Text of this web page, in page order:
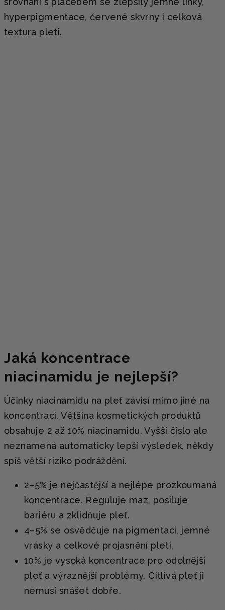
hyperpigmentace, červené skvrny i celková
textura pleti.
Jaká koncentrace
niacinamidu je nejlepší?
Účinky niacinamidu na pleť závisí mimo jiné na
koncentraci. Většina kosmetických produktů
obsahuje 2 až 10% niacinamidu. Vyšší číslo ale
neznamená automaticky lepší výsledek, někdy
spíš větší riziko podráždění.
2–5% je nejčastější a nejlépe prozkoumaná
koncentrace. Reguluje maz, posiluje
bariéru a zklidňuje pleť.
4–5% se osvědčuje na pigmentaci, jemné
vrásky a celkové projasnění pleti.
10% je vysoká koncentrace pro odolnější
pleť a výraznější problémy. Citlivá pleť ji
nemusí snášet dobře.